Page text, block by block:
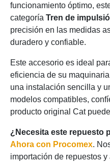
funcionamiento óptimo,
categoría Tren de
precisión en las medidas
duradero y confiable.
Este accesorio es ideal
eficiencia de su
una instalación sencilla y
modelos compatibles,
producto original Cat
¿Necesita este repuesto
Ahora con Procomex.
importación de repuestos